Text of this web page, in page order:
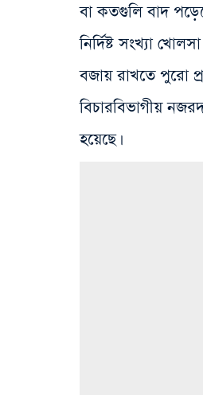
বা কতগুলি বাদ
নির্দিষ্ট সংখ্যা
বজায় রাখতে পুরো
বিচারবিভাগীয়
হয়েছে।